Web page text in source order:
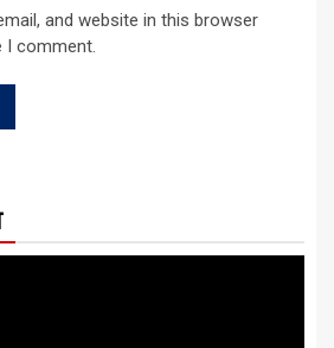
and website in this browser
I comment.